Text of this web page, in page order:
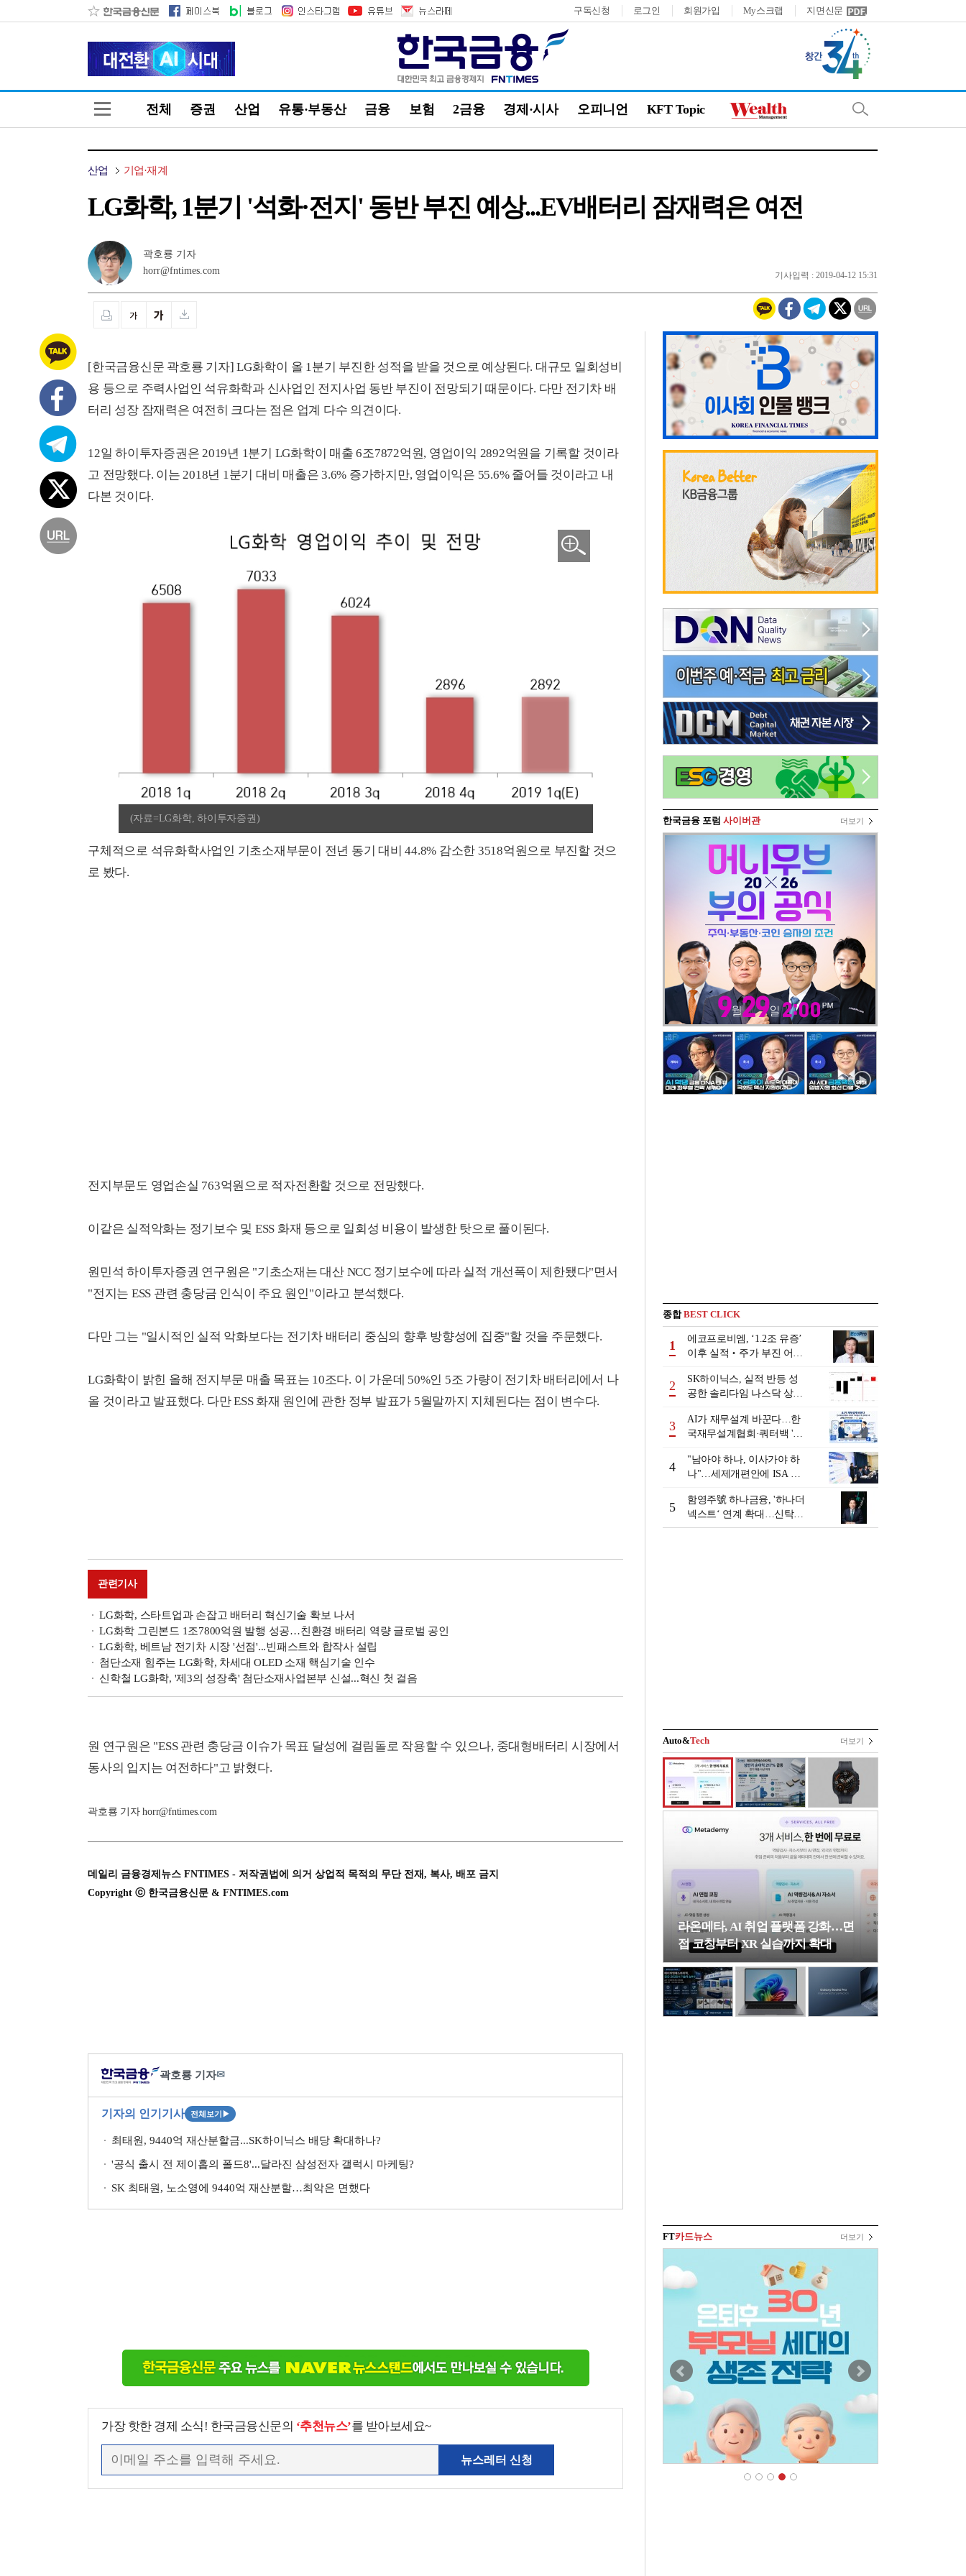
구독신청 로그인 회원가입 My스크랩 지면신문
전체 증권 산업 유통·부동산 금융 보험 2금융 경제·시사 오피니언 KFT Topic
산업 기업·재계
LG화학, 1분기 '석화·전지' 동반 부진 예상...EV배터리 잠재력은 여전
곽호룡 기자
horr@fntimes.com
기사입력 : 2019-04-12 15:31
[한국금융신문 곽호룡 기자] LG화학이 올 1분기 부진한 성적을 받을 것으로 예상된다. 대규모 일회성비
용 등으로 주력사업인 석유화학과 신사업인 전지사업 동반 부진이 전망되기 때문이다. 다만 전기차 배
터리 성장 잠재력은 여전히 크다는 점은 업계 다수 의견이다.
12일 하이투자증권은 2019년 1분기 LG화학이 매출 6조7872억원, 영업이익 2892억원을 기록할 것이라
고 전망했다. 이는 2018년 1분기 대비 매출은 3.6% 증가하지만, 영업이익은 55.6% 줄어들 것이라고 내
다본 것이다.
(자료=LG화학, 하이투자증권)
구체적으로 석유화학사업인 기초소재부문이 전년 동기 대비 44.8% 감소한 3518억원으로 부진할 것으
로 봤다.
전지부문도 영업손실 763억원으로 적자전환할 것으로 전망했다.
이같은 실적악화는 정기보수 및 ESS 화재 등으로 일회성 비용이 발생한 탓으로 풀이된다.
원민석 하이투자증권 연구원은 "기초소재는 대산 NCC 정기보수에 따라 실적 개선폭이 제한됐다"면서
"전지는 ESS 관련 충당금 인식이 주요 원인"이라고 분석했다.
다만 그는 "일시적인 실적 악화보다는 전기차 배터리 중심의 향후 방향성에 집중"할 것을 주문했다.
LG화학이 밝힌 올해 전지부문 매출 목표는 10조다. 이 가운데 50%인 5조 가량이 전기차 배터리에서 나
올 것이라고 발표했다. 다만 ESS 화재 원인에 관한 정부 발표가 5월말까지 지체된다는 점이 변수다.
관련기사
LG화학, 스타트업과 손잡고 배터리 혁신기술 확보 나서
LG화학 그린본드 1조7800억원 발행 성공…친환경 배터리 역량 글로벌 공인
LG화학, 베트남 전기차 시장 '선점'...빈패스트와 합작사 설립
첨단소재 힘주는 LG화학, 차세대 OLED 소재 핵심기술 인수
신학철 LG화학, '제3의 성장축' 첨단소재사업본부 신설...혁신 첫 걸음
원 연구원은 "ESS 관련 충당금 이슈가 목표 달성에 걸림돌로 작용할 수 있으나, 중대형배터리 시장에서
동사의 입지는 여전하다"고 밝혔다.
곽호룡 기자 horr@fntimes.com
데일리 금융경제뉴스 FNTIMES - 저작권법에 의거 상업적 목적의 무단 전재, 복사, 배포 금지
Copyright ⓒ 한국금융신문 & FNTIMES.com
곽호룡 기자✉
기자의 인기기사 전체보기 ▶
최태원, 9440억 재산분할금...SK하이닉스 배당 확대하나?
'공식 출시 전 제이홉의 폴드8'...달라진 삼성전자 갤럭시 마케팅?
SK 최태원, 노소영에 9440억 재산분할…최악은 면했다
가장 핫한 경제 소식! 한국금융신문의 ‘추천뉴스’를 받아보세요~
뉴스레터 신청
한국금융 포럼 사이버관 더보기
종합BEST CLICK
1
에코프로비엠, ‘1.2조 유증’
이후 실적‧주가 부진 어쩌
2
SK하이닉스, 실적 반등 성
공한 솔리다임 나스닥 상장
3
AI가 재무설계 바꾼다…한
국재무설계협회·쿼터백 '베
4
"남아야 하나, 이사가야 하
나"…세제개편안에 ISA 투
5
함영주號 하나금융, '하나더
넥스트‘ 연계 확대…신탁수
수료 2배 증가 효과 [금융 시
Auto&Tech 더보기
라온메타, AI 취업 플랫폼 강화…면
접 코칭부터 XR 실습까지 확대
FT카드뉴스 더보기